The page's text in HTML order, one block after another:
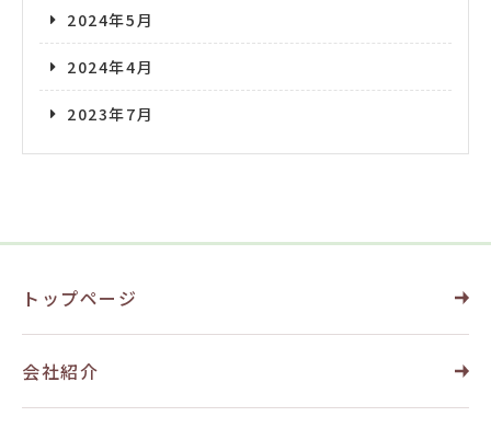
2024年5月
2024年4月
2023年7月
トップページ
会社紹介